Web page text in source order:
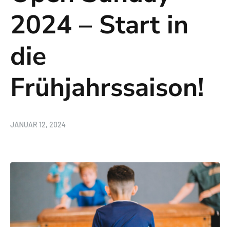
2024 – Start in
die
Frühjahrssaison!
JANUAR 12, 2024